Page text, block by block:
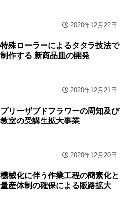
2020年12月22日
特殊ローラーによるタタラ技法で
制作する 新商品皿の開発
2020年12月21日
プリーザブドフラワーの周知及び
教室の受講生拡大事業
2020年12月20日
機械化に伴う作業工程の簡素化と
量産体制の確保による販路拡大